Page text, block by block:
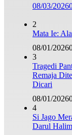
08/03/2026
2
Mata Ie:
08/01/2026
3
Tragedi
Remaja
Dicari
08/01/2026
4
Si Jago
Darul